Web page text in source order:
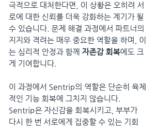
극적으로 대처한다면, 이 상황은 오히려 서
로에 대한 신뢰를 더욱 강화하는 계기가 될
수 있습니다. 문제 해결 과정에서 파트너의
지지와 격려는 매우 중요한 역할을 하며, 이
는 심리적 안정과 함께 자존감 회복에도 크
게 기여합니다.
이 과정에서 Sentrip의 역할은 단순히 육체
적인 기능 회복에 그치지 않습니다.
Sentrip은 자신감을 회복시키고, 부부가
다시 한 번 서로에게 집중할 수 있는 기회